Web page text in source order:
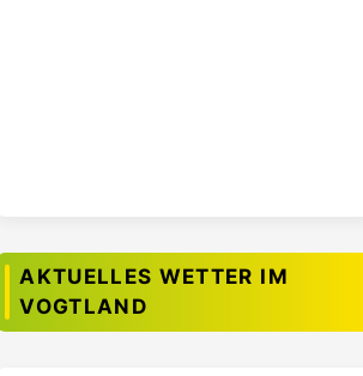
AKTUELLES WETTER IM
VOGTLAND